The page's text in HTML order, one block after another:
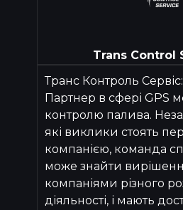
Trans Control
Транс Контроль
Партнер в сфері GPS
контролю палива.
які виклики стоять
компанією, команда
може знайти
компаніями різного
діяльності, і мають